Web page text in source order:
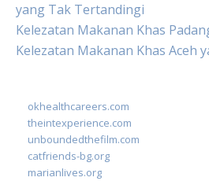
yang Tak Tertandingi
Kelezatan Makanan Khas
Kelezatan Makanan Khas Aceh
okhealthcareers.com
theintexperience.com
unboundedthefilm.com
catfriends-bg.org
marianlives.org